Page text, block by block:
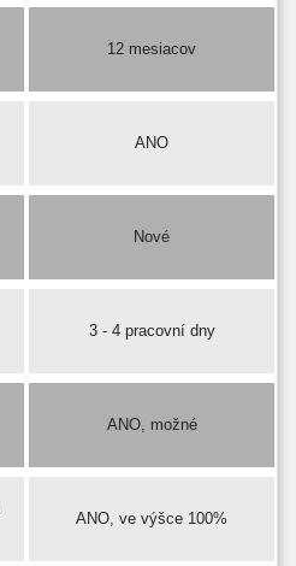
12 mesiacov
ANO
Nové
3 - 4 pracovní dny
ANO, možné
ANO, ve výšce 100%